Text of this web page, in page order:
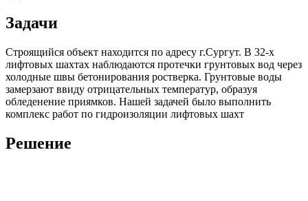
Задачи
Строящийся объект находится по адресу г.Сургут. В 32-х
лифтовых шахтах наблюдаются протечки грунтовых вод через
холодные швы бетонирования ростверка. Грунтовые воды
замерзают ввиду отрицательных температур, образуя
обледенение приямков. Нашей задачей было выполнить
комплекс работ по гидроизоляции лифтовых шахт
Решение